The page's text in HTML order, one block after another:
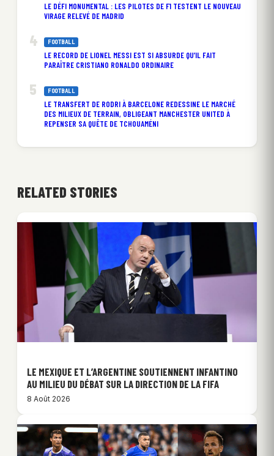
LE DÉFI MONUMENTAL : LES PILOTES DE F1 TESTENT LE NOUVEAU
VIRAGE RELEVÉ DE MADRID
FOOTBALL
LE RECORD DE LIONEL MESSI EST SI ABSURDE QU’IL FAIT
PARAÎTRE CRISTIANO RONALDO ORDINAIRE
FOOTBALL
LE TRANSFERT DE RODRI À BARCELONE REDESSINE LE MARCHÉ
DES MILIEUX DE TERRAIN, OBLIGEANT MANCHESTER UNITED À
REPENSER SA QUÊTE DE TCHOUAMÉNI
RELATED STORIES
LE MEXIQUE ET L’ARGENTINE SOUTIENNENT INFANTINO
AU MILIEU DU DÉBAT SUR LA DIRECTION DE LA FIFA
8 Août 2026